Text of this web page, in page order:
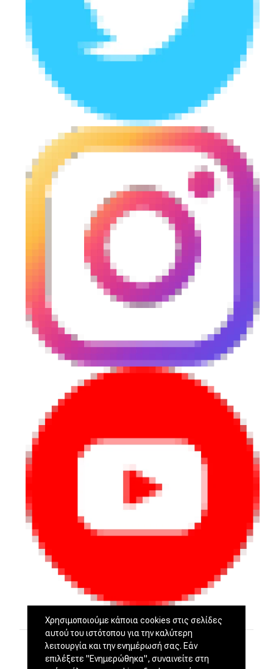
Χρησιμοποιούμε κάποια cookies στις σελίδες
αυτού του ιστότοπου για την καλύτερη
λειτουργία και την ενημέρωσή σας. Εάν
επιλέξετε "Ενημερώθηκα", συναινείτε στη